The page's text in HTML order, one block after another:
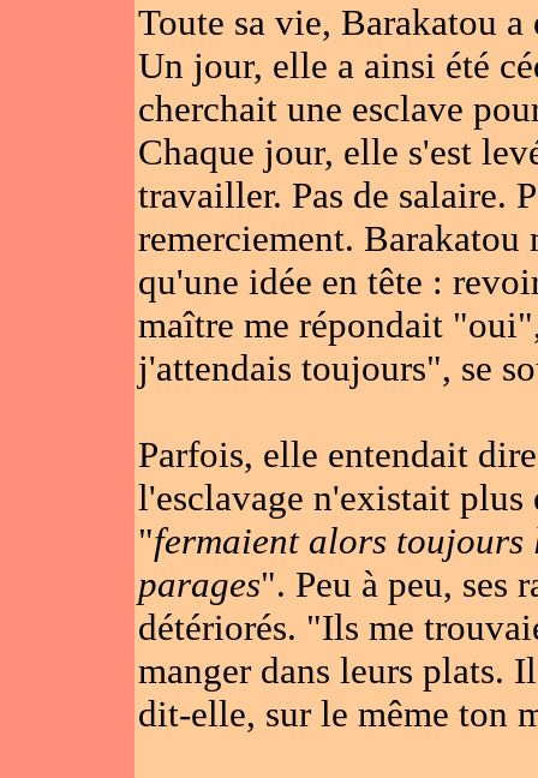
Toute sa vie, Barakatou
Un jour, elle a ainsi été
cherchait une esclave
Chaque jour, elle s'est
travailler. Pas de salaire.
remerciement.
qu'une idée en tête :
maître me répondait
j'attendais toujours", se
Parfois, elle entendait
l'esclavage n'existait plus
"fermaient alors
parages". Peu à peu, ses
détériorés. "Ils me
manger dans leurs plats.
dit-elle, sur le même ton